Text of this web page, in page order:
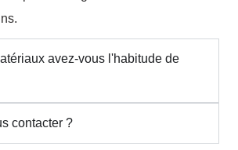
avez-vous l'habitude de
contacter ?